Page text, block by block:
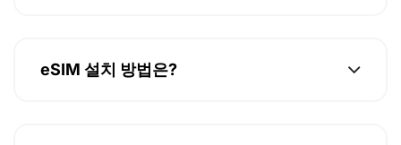
eSIM 설치 방법은?